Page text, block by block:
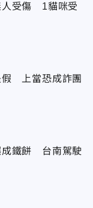
人受傷 1貓咪受
假 上當恐成詐團
成鐵餅 台南駕駛